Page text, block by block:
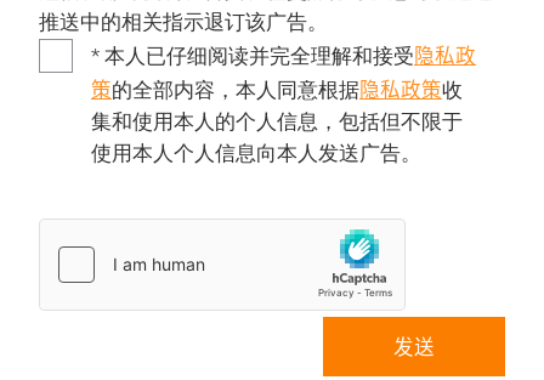
推送中的相关指示退订该广告。
* 本人已仔细阅读并完全理解和接受隐私政
策的全部内容，本人同意根据隐私政策收
集和使用本人的个人信息，包括但不限于
使用本人个人信息向本人发送广告。
发送